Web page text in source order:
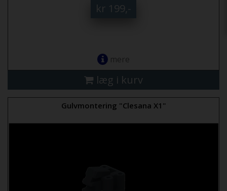
kr 199,-
mere
læg i kurv
Gulvmontering "Clesana X1"